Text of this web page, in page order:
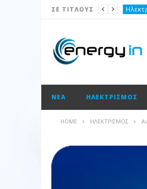
ΣΕ ΤΙΤΛΟΥΣ
Νέα
ΝΈΑ ΗΛΕΚΤΡΙΣΜΌΣ
HOME ΗΛΕΚΤΡΙΣΜΌΣ